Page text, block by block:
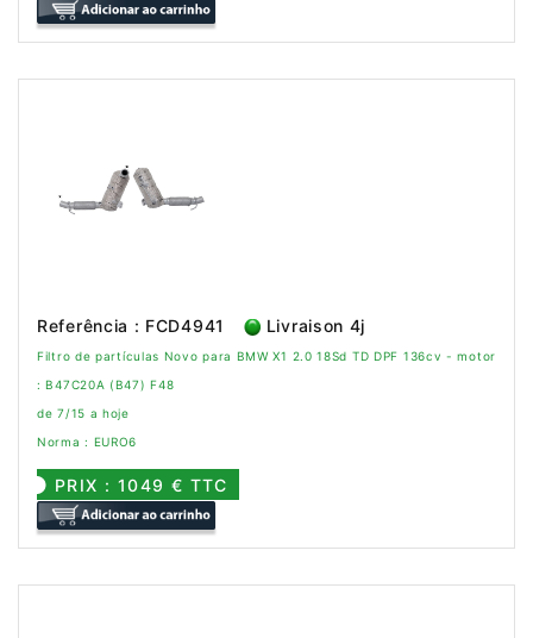
Referência : FCD4941 Livraison 4j
Filtro de partículas Novo para BMW X1 2.0 18Sd TD DPF 136cv - motor
: B47C20A (B47) F48
de 7/15 a hoje
Norma : EURO6
PRIX : 1049 € TTC